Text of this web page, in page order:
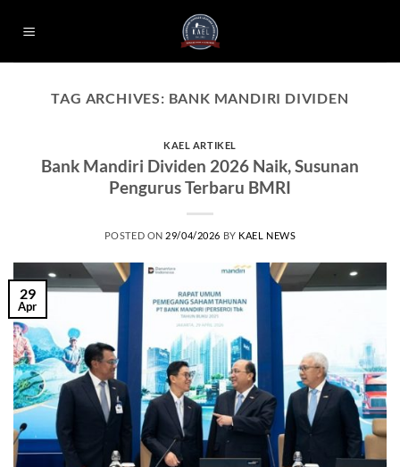
TAG ARCHIVES: BANK MANDIRI DIVIDEN
KAEL ARTIKEL
Bank Mandiri Dividen 2026 Naik, Susunan
Pengurus Terbaru BMRI
POSTED ON 29/04/2026 BY KAEL NEWS
29
Apr